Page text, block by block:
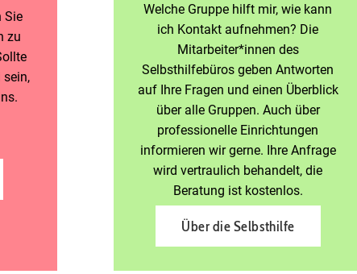
Sie
zu
sein,
Welche Gruppe hilft mir, wie kann
ich Kontakt aufnehmen? Die
Mitarbeiter*innen des
Selbsthilfebüros geben Antworten
auf Ihre Fragen und einen Überblick
über alle Gruppen. Auch über
professionelle Einrichtungen
informieren wir gerne. Ihre Anfrage
wird vertraulich behandelt, die
Beratung ist kostenlos.
Über die Selbsthilfe